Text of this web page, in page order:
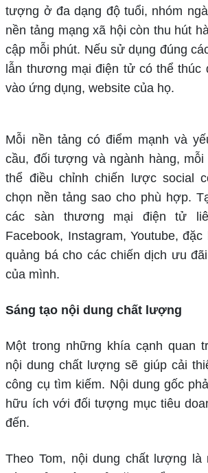
tượng ở đa dạng độ tuổi, nhóm
nền tảng mạng xã hội còn thu hút
cập mỗi phút. Nếu sử dụng đúng
lẫn thương mại điện tử có thể thúc
vào ứng dụng, website của họ.
Mỗi nền tảng có điểm mạnh và
cầu, đối tượng và ngành hàng, mỗi
thể điều chỉnh chiến lược social
chọn nền tảng sao cho phù hợp.
các sàn thương mại điện tử
Facebook, Instagram, Youtube,
quảng bá cho các chiến dịch ưu
của mình.
Sáng tạo nội dung chất lượng
Một trong những khía cạnh quan
nội dung chất lượng sẽ giúp cải
công cụ tìm kiếm. Nội dung gốc
hữu ích với đối tượng mục tiêu
đến.
Theo Tom, nội dung chất lượng là